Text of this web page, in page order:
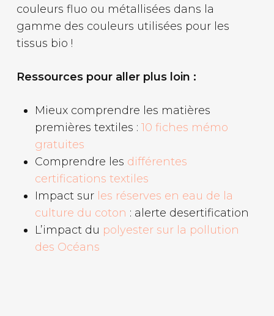
couleurs fluo ou métallisées dans la
gamme des couleurs utilisées pour les
tissus bio !
Ressources pour aller plus loin :
Mieux comprendre les matières
premières textiles : 10 fiches mémo
gratuites
Comprendre les différentes
certifications textiles
Impact sur les réserves en eau de la
culture du coton : alerte desertification
L’impact du polyester sur la pollution
des Océans